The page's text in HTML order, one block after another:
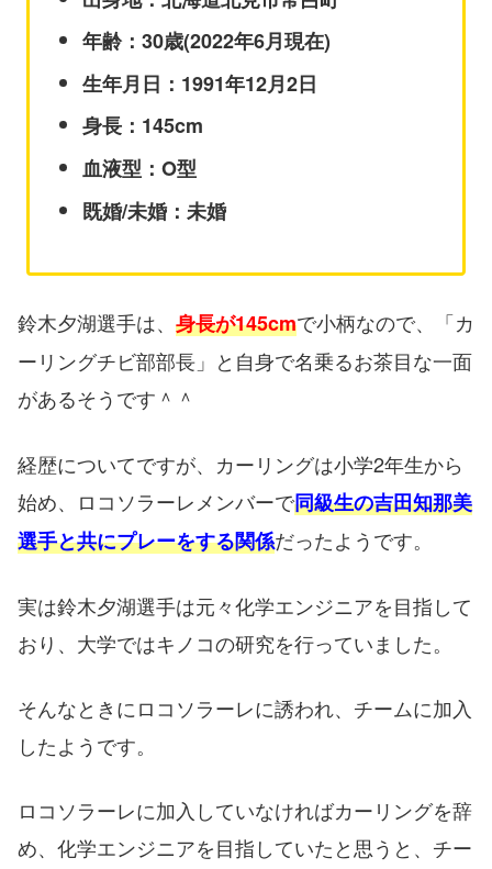
年齢：30歳(2022年6月現在)
生年月日：1991年12月2日
身長：145cm
血液型：O型
既婚/未婚：未婚
鈴木夕湖選手は、 身長が145cmで小柄なので、「カ
ーリングチビ部部長」と自身で名乗るお茶目な一面
があるそうです＾＾
経歴についてですが、カーリングは小学2年生から
始め、ロコソラーレメンバーで同級生の吉田知那美
選手と共にプレーをする関係だったようです。
実は鈴木夕湖選手は元々化学エンジニアを目指して
おり、大学ではキノコの研究を行っていました。
そんなときにロコソラーレに誘われ、チームに加入
したようです。
ロコソラーレに加入していなければカーリングを辞
め、化学エンジニアを目指していたと思うと、チー